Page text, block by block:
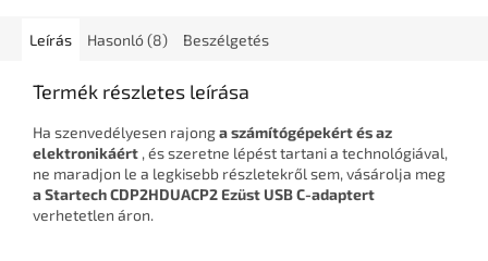
Leírás Hasonló (8) Beszélgetés
Termék részletes leírása
Ha szenvedélyesen rajonga számítógépekért és az
elektronikáért , és szeretne lépést tartani a technológiával,
ne maradjon le a legkisebb részletekről sem, vásárolja meg
a Startech CDP2HDUACP2 Ezüst USB C-adaptert
verhetetlen áron.